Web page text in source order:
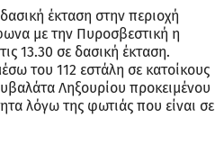
έκταση στην περιοχή
με την Πυροσβεστική η
13.30 σε δασική έκταση.
του 112 εστάλη σε κατοίκους
Ληξουρίου προκειμένου
λόγω της φωτιάς που είναι σε